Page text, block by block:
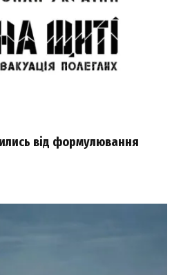
від формулювання